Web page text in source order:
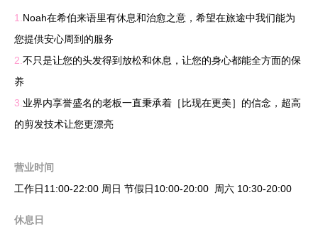
1. Noah在希伯来语里有休息和治愈之意，希望在旅途中我们能为
您提供安心周到的服务
2. 不只是让您的头发得到放松和休息，让您的身心都能全方面的保
养
3. 业界内享誉盛名的老板一直秉承着［比现在更美］的信念，超高
的剪发技术让您更漂亮
营业时间
工作日11:00-22:00 周日 节假日10:00-20:00 周六 10:30-20:00
休息日